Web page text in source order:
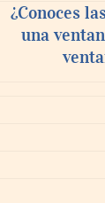
¿Conoces
una